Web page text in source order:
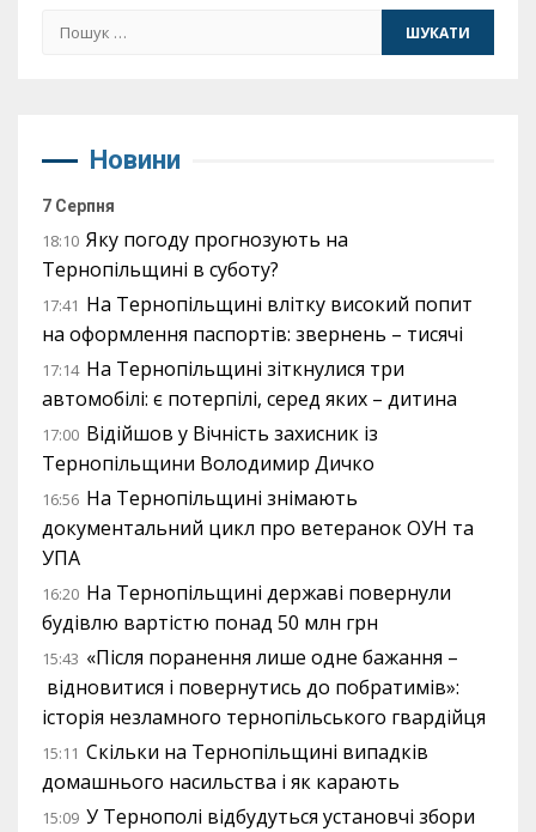
Пошук:
Новини
7 Серпня
18:10 Яку погоду прогнозують на
Тернопільщині в суботу?
17:41 На Тернопільщині влітку високий попит
на оформлення паспортів: звернень – тисячі
17:14 На Тернопільщині зіткнулися три
автомобілі: є потерпілі, серед яких – дитина
17:00 Відійшов у Вічність захисник із
Тернопільщини Володимир Дичко
16:56 На Тернопільщині знімають
документальний цикл про ветеранок ОУН та
УПА
16:20 На Тернопільщині державі повернули
будівлю вартістю понад 50 млн грн
15:43 «Після поранення лише одне бажання –
відновитися і повернутись до побратимів»:
історія незламного тернопільського гвардійця
15:11 Скільки на Тернопільщині випадків
домашнього насильства і як карають
15:09 У Тернополі відбудуться установчі збори